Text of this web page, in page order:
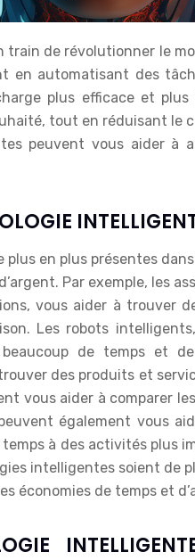
en automatisant des
plus efficace et
tout en réduisant le
peuvent vous aider à
en plus présentes
Par exemple, les
vous aider à trouver
Les robots
de temps et
des produits et
vous aider à comparer
également vous
à des activités plus
intelligentes soient de
économies de temps et